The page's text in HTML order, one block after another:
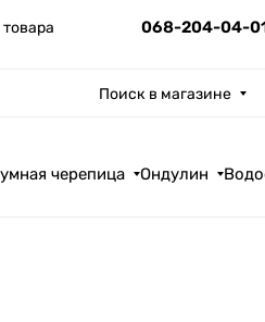
068-204-04-
Поиск в магазине
черепица Ондулин